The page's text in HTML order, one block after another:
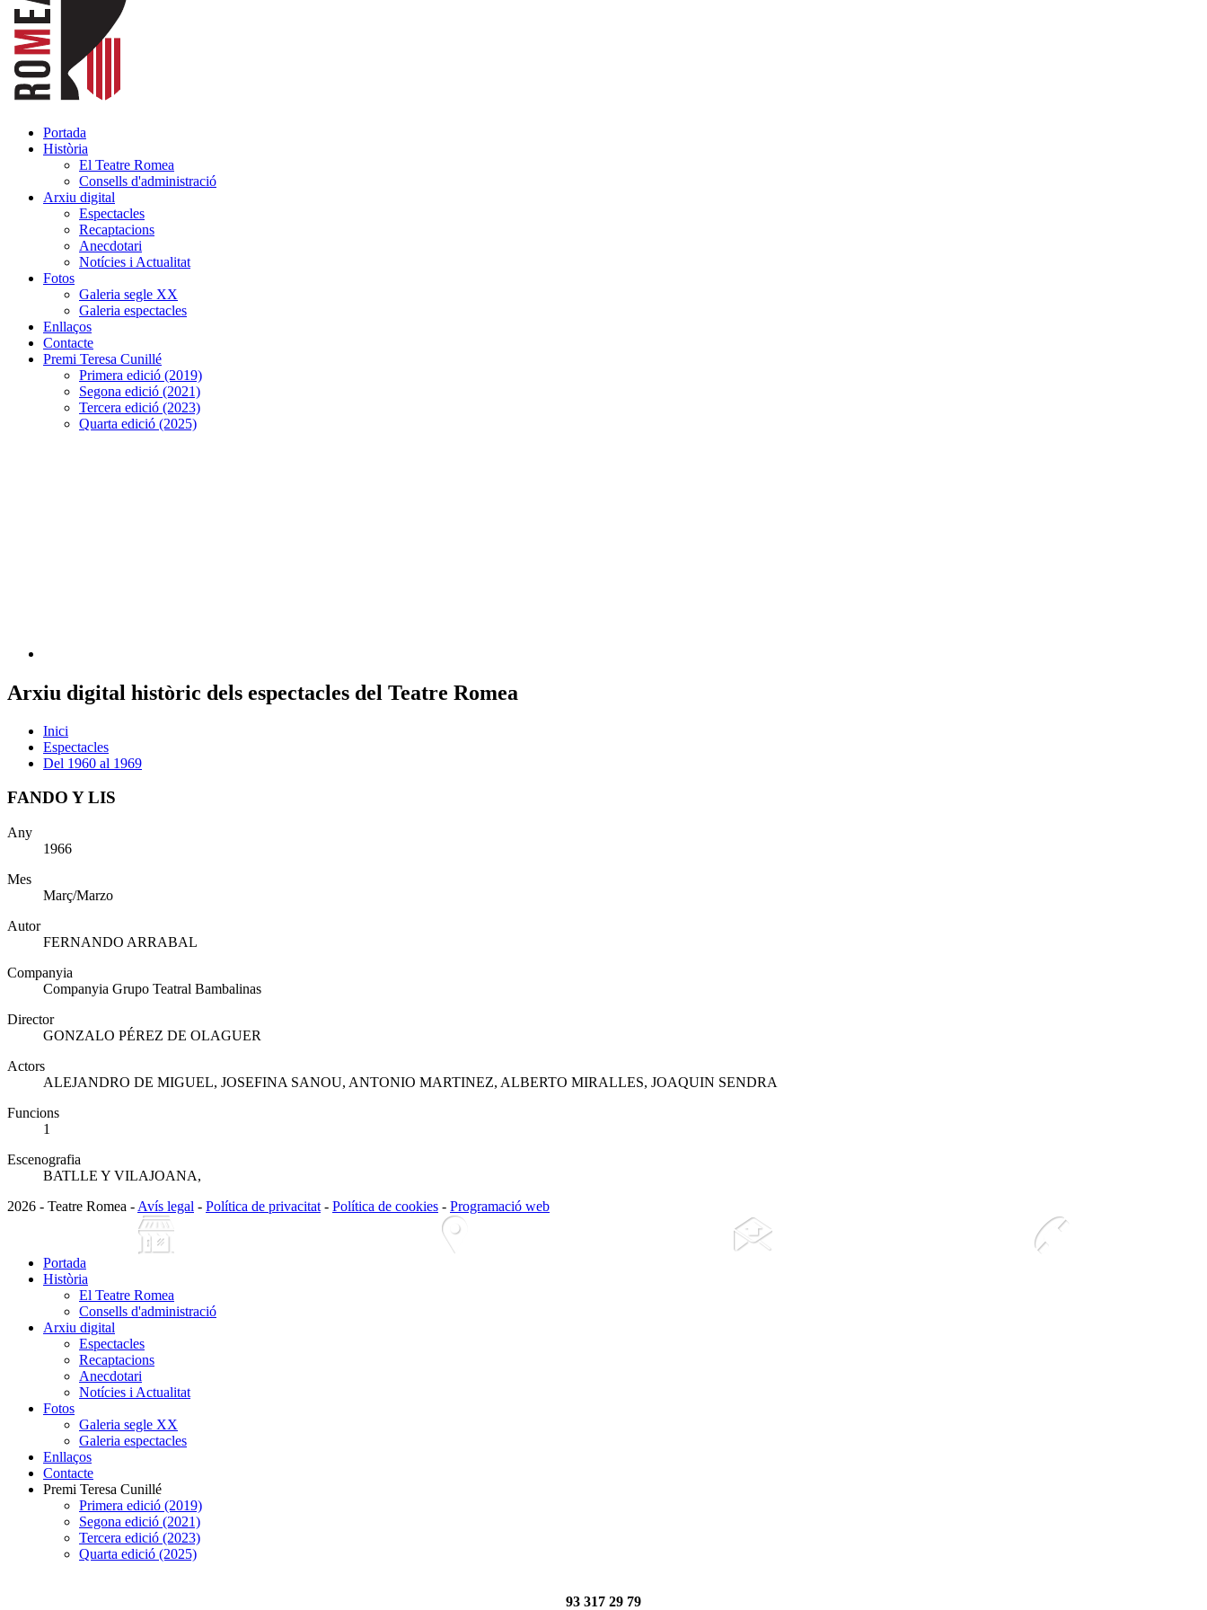
Portada
Història
El Teatre Romea
Consells d'administració
Arxiu digital
Espectacles
Recaptacions
Anecdotari
Notícies i Actualitat
Fotos
Galeria segle XX
Galeria espectacles
Enllaços
Contacte
Premi Teresa Cunillé
Primera edició (2019)
Segona edició (2021)
Tercera edició (2023)
Quarta edició (2025)
Arxiu digital històric dels espectacles del Teatre Romea
Inici
Espectacles
Del 1960 al 1969
FANDO Y LIS
Any
1966
Mes
Març/Marzo
Autor
FERNANDO ARRABAL
Companyia
Companyia Grupo Teatral Bambalinas
Director
GONZALO PÉREZ DE OLAGUER
Actors
ALEJANDRO DE MIGUEL, JOSEFINA SANOU, ANTONIO MARTINEZ, ALBERTO MIRALLES, JOAQUIN SENDRA
Funcions
1
Escenografia
BATLLE Y VILAJOANA,
2026 - Teatre Romea - Avís legal - Política de privacitat - Política de cookies - Programació web
Portada
Història
El Teatre Romea
Consells d'administració
Arxiu digital
Espectacles
Recaptacions
Anecdotari
Notícies i Actualitat
Fotos
Galeria segle XX
Galeria espectacles
Enllaços
Contacte
Premi Teresa Cunillé
Primera edició (2019)
Segona edició (2021)
Tercera edició (2023)
Quarta edició (2025)
93 317 29 79